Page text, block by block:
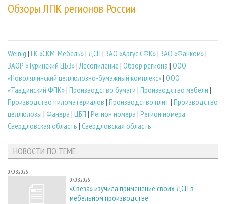
Обзоры ЛПК регионов России
Weinig | ГК «СКМ-Мебель»| ДСП | ЗАО «Аргус СФК»| ЗАО «Фанком»|
ЗАОР «Туринский ЦБЗ»| Лесопиление | Обзор региона | ООО
«Новолялинский целлюлозно-бумажный комплекс»| ООО
«Тавдинский ФПК»| Производство бумаги | Производство мебели |
Производство пиломатериалов | Производство плит | Производство
целлюлозы | Фанера | ЦБП | Регион номера | Регион номера:
Свердловская область | Свердловская область
НОВОСТИ ПО ТЕМЕ
07.08.2026
07.08.2026
«Свеза» изучила применение своих ДСП в
мебельном производстве